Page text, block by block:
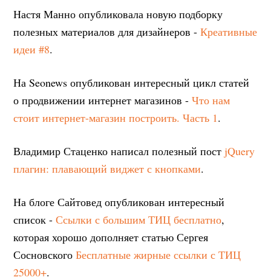
Настя Манно опубликовала новую подборку
полезных материалов для дизайнеров -Креативные
идеи #8.
На Seonews опубликован интересный цикл статей
о продвижении интернет магазинов -Что нам
стоит интернет-магазин построить. Часть 1.
Владимир Стаценко написал полезный постjQuery
плагин: плавающий виджет с кнопками.
На блоге Сайтовед опубликован интересный
список -Ссылки с большим ТИЦ бесплатно,
которая хорошо дополняет статью Сергея
СосновскогоБесплатные жирные ссылки с ТИЦ
25000+.